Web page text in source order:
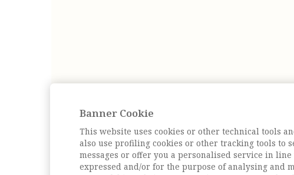
Banner Cookie
This website uses cookies or other technical tools
also use profiling cookies or other tracking tools to
messages or offer you a personalised service in
expressed and/or for the purpose of analysing and